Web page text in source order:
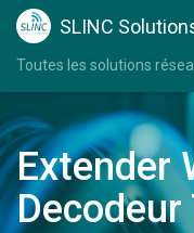
SLINC
Toutes les solutions
Extender
Decodeur